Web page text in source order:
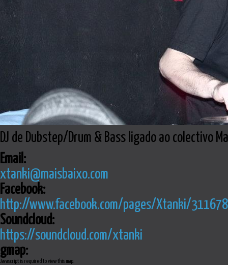
DJ de Dubstep/Drum & Bass ligado ao colectivo
Email:
xtanki@maisbaixo.com
Facebook:
http://www.facebook.com/pages/Xtanki/
Soundcloud:
https://soundcloud.com/xtanki
gmap:
Javascript is required to view this map.